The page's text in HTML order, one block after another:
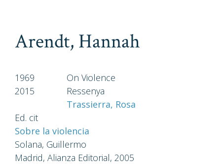
Arendt, Hannah
1969
On Violence
2015
Ressenya
Trassierra, Rosa
Ed. cit
Sobre la violencia
Solana, Guillermo
Madrid, Alianza Editorial, 2005